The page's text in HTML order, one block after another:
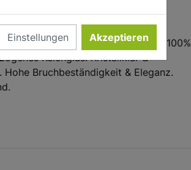
Einstellungen Akzeptieren
Lausitz (3x 6er Karton)
& Bouquet des Weines. 100%
Kelchglas. Kristallklar &
Hohe Bruchbeständigkeit & Eleganz.